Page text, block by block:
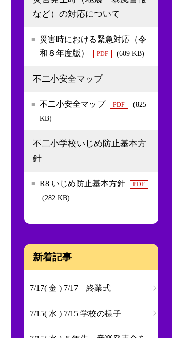
など）の対応について
災害時における緊急対応（令
和８年度版）
PDF (609 KB)
不二小安全マップ
不二小安全マップ PDF
(825
KB)
不二小学校いじめ防止基本方
針
R8 いじめ防止基本方針 PDF
(282 KB)
新着記事
7/17( 金 ) 7/17 終業式
7/15( 水 ) 7/15 学校の様子